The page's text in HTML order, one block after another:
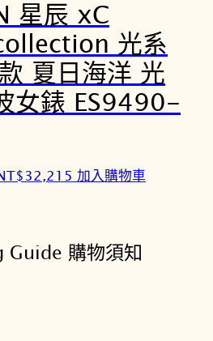
T
$
3
3
,
9
。
星辰 xC
光系
夏日海洋 光
女錶 ES9490-
32,215 目
：
加入購物車
Guide 購物須知